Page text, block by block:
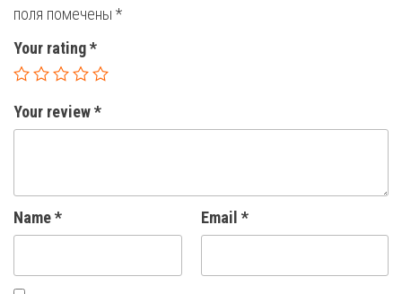
поля помечены *
Your rating*
Your review*
Name* Email *